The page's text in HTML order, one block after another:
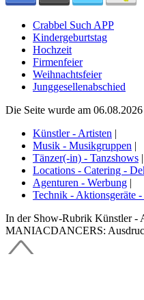
Crabbel Such APP
Kindergeburtstag
Hochzeit
Firmenfeier
Weihnachtsfeier
Junggesellenabschied
Die Seite wurde am
Künstler - Artisten |
Musik - Musikgruppen |
Tänzer(-in) - Tanzshows |
Locations - Catering -
Agenturen - Werbung |
Technik - Aktionsgeräte -
In der Show-Rubrik Künstler -
MANIACDANCERS: